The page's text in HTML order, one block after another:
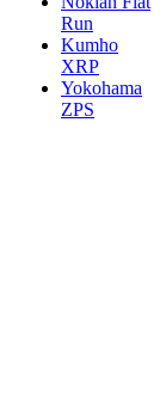
Run
Kumho
XRP
Yokohama
ZPS